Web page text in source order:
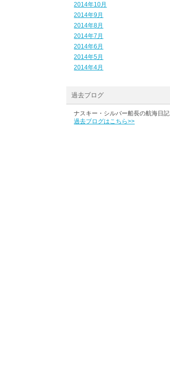
2014年10月
2014年9月
2014年8月
2014年7月
2014年6月
2014年5月
2014年4月
過去ブログ
ナスキー・シルバー船長の航海日記
過去ブログはこちら>>